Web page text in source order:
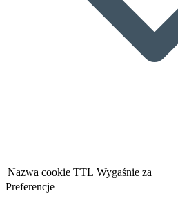
Nazwa cookie TTL Wygaśnie za
Preferencje